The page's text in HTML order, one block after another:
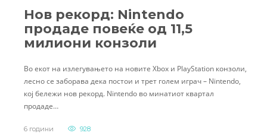
Нов рекорд: Nintendo
продаде повеќе од 11,5
милиони конзоли
Во екот на излегувањето на новите Xbox и PlayStation конзоли,
лесно се заборава дека постои и трет голем играч – Nintendo,
кој бележи нов рекорд. Nintendo во минатиот квартал
продаде…
6 години 928